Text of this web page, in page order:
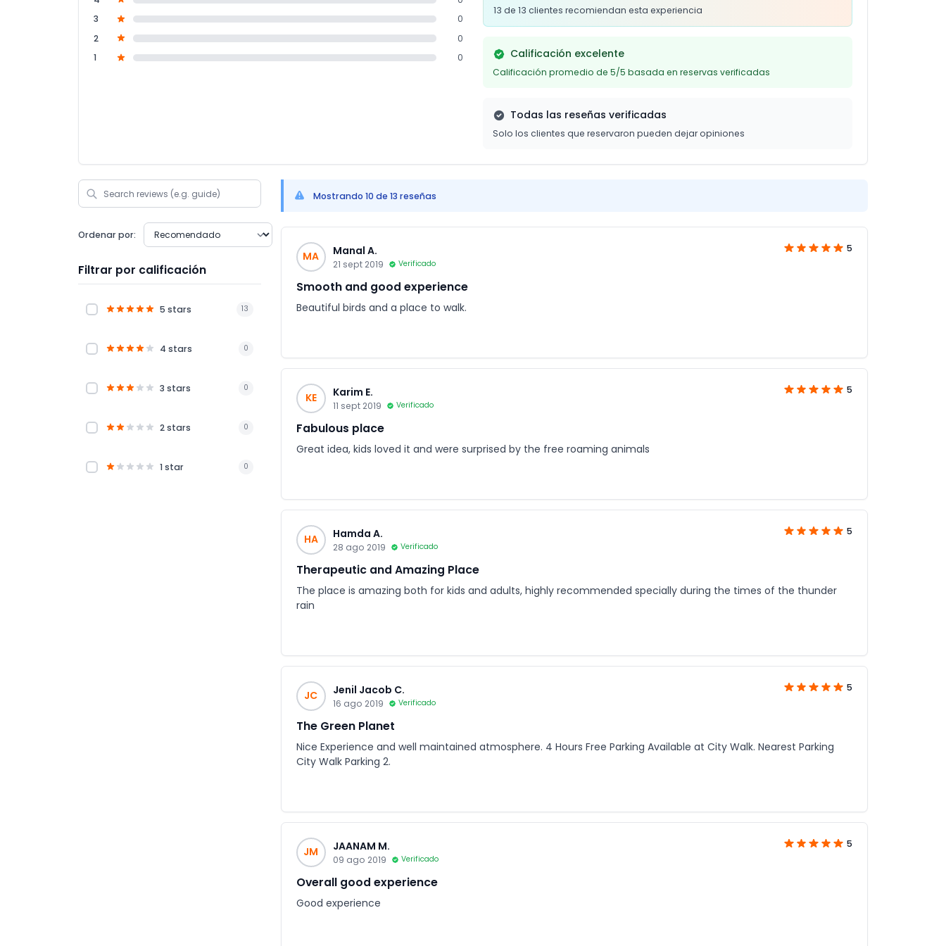
3
0
2
0
1
0
13 de 13 clientes recomiendan esta experiencia
Calificación excelente
Calificación promedio de 5/5 basada en reservas verificadas
Todas las reseñas verificadas
Solo los clientes que reservaron pueden dejar opiniones
Ordenar por:
Filtrar por calificación
5 stars 13
4 stars 0
3 stars 0
2 stars 0
1 star 0
Mostrando 10 de 13 reseñas
MA Manal A.
21 sept 2019 Verificado
5
Smooth and good experience
Beautiful birds and a place to walk.
KE Karim E.
11 sept 2019 Verificado
5
Fabulous place
Great idea, kids loved it and were surprised by the free roaming animals
HA Hamda A.
28 ago 2019 Verificado
5
Therapeutic and Amazing Place
The place is amazing both for kids and adults, highly recommended specially during the times of the thunder
rain
JC Jenil Jacob C.
16 ago 2019 Verificado
5
The Green Planet
Nice Experience and well maintained atmosphere. 4 Hours Free Parking Available at City Walk. Nearest Parking
City Walk Parking 2.
JM JAANAM M.
09 ago 2019 Verificado
5
Overall good experience
Good experience